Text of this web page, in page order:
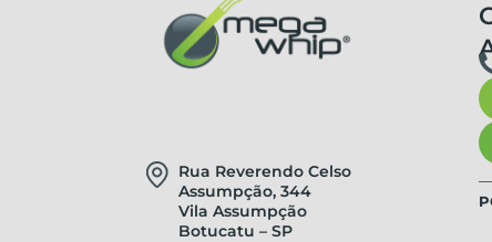
Rua Reverendo Celso
Assumpção, 344
Vila Assumpção
Botucatu – SP